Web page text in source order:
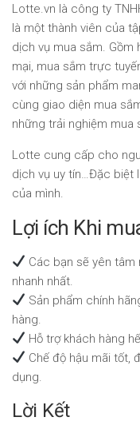
Lotte.vn là công ty
là một thành viên của
dịch vụ mua sắm. Gồm
mại, mua sắm trực
với những sản phẩm
cùng giao diện mua
những trải nghiệm mua
Lotte cung cấp cho
dịch vụ uy tín…Đặc biệt
của mình.
Lợi ích Khi
Các bạn sẽ yên
nhanh nhất.
Sản phẩm chính
hàng.
Hỗ trợ khách hàng
Chế độ hậu mãi tốt,
dụng.
Lời Kết